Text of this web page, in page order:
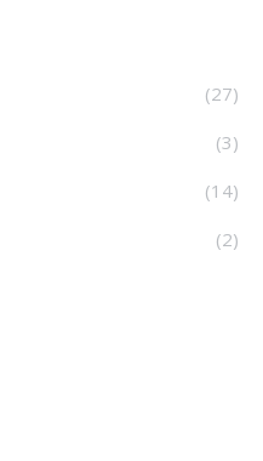
(27)
(3)
(14)
(2)